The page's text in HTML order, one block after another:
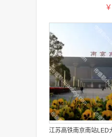
江苏高铁南京南站LED